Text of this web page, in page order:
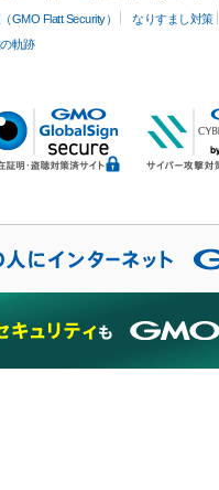
GMO Flatt Security）
なりすまし対策
軌跡